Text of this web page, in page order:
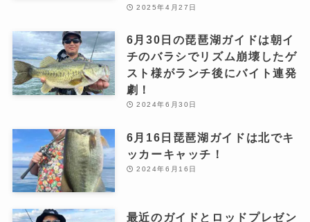
2025年4月27日
6月30日の琵琶湖ガイドは朝イ
チのバラシでリズム崩壊したゲ
スト様がランチ後にバイト連発
劇！
2024年6月30日
6月16日琵琶湖ガイドは北でキ
ッカーキャッチ！
2024年6月16日
最近のガイドとロッドプレゼン